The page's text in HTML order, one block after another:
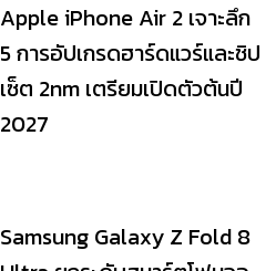
Apple iPhone Air 2 เจาะลึก
5 การอัปเกรดฮาร์ดแวร์และชิป
เซ็ต 2nm เตรียมเปิดตัวต้นปี
2027
Samsung Galaxy Z Fold 8